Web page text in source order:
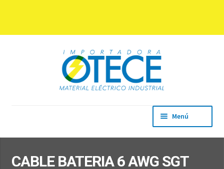
la
contenido
Menú
Inicio
Empresa
CABLE BATERIA 6 AWG SGT